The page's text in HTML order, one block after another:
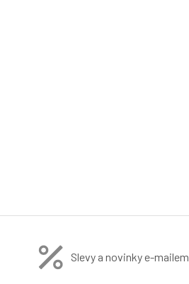
Slevy a novinky e-mailem